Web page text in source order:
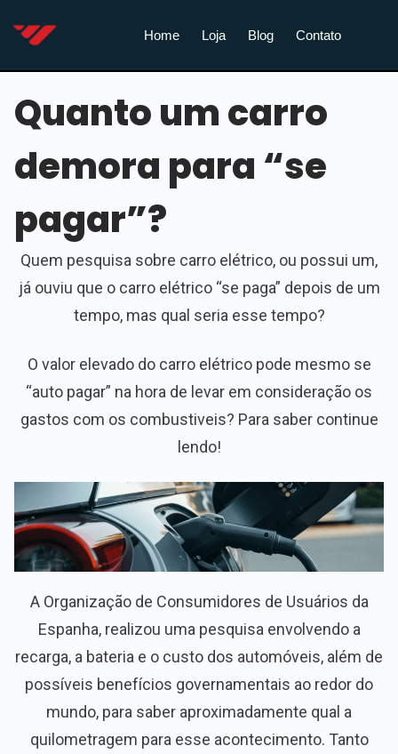
Home Loja Blog Contato
Quanto um carro
demora para “se
pagar”?
Quem pesquisa sobre carro elétrico, ou possui um,
já ouviu que o carro elétrico “se paga” depois de um
tempo, mas qual seria esse tempo?
O valor elevado do carro elétrico pode mesmo se
“auto pagar” na hora de levar em consideração os
gastos com os combustiveis? Para saber continue
lendo!
A Organização de Consumidores de Usuários da
Espanha, realizou uma pesquisa envolvendo a
recarga, a bateria e o custo dos automóveis, além de
possíveis benefícios governamentais ao redor do
mundo, para saber aproximadamente qual a
quilometragem para esse acontecimento. Tanto